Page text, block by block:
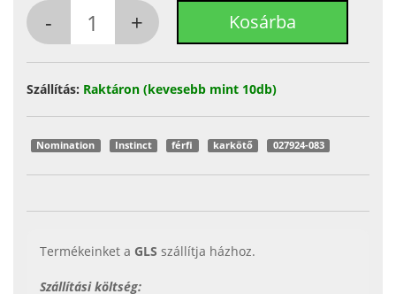
Szállítás: Raktáron (kevesebb mint 10db)
Nomination Instinct férfi karkötő 027924-083
Termékeinket a GLS szállítja házhoz.
Szállítási költség: